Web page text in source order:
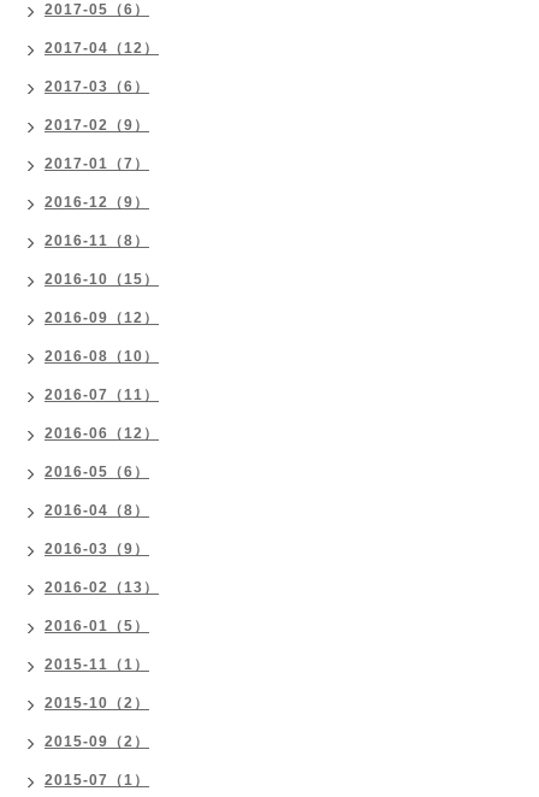
2017-05（6）
2017-04（12）
2017-03（6）
2017-02（9）
2017-01（7）
2016-12（9）
2016-11（8）
2016-10（15）
2016-09（12）
2016-08（10）
2016-07（11）
2016-06（12）
2016-05（6）
2016-04（8）
2016-03（9）
2016-02（13）
2016-01（5）
2015-11（1）
2015-10（2）
2015-09（2）
2015-07（1）